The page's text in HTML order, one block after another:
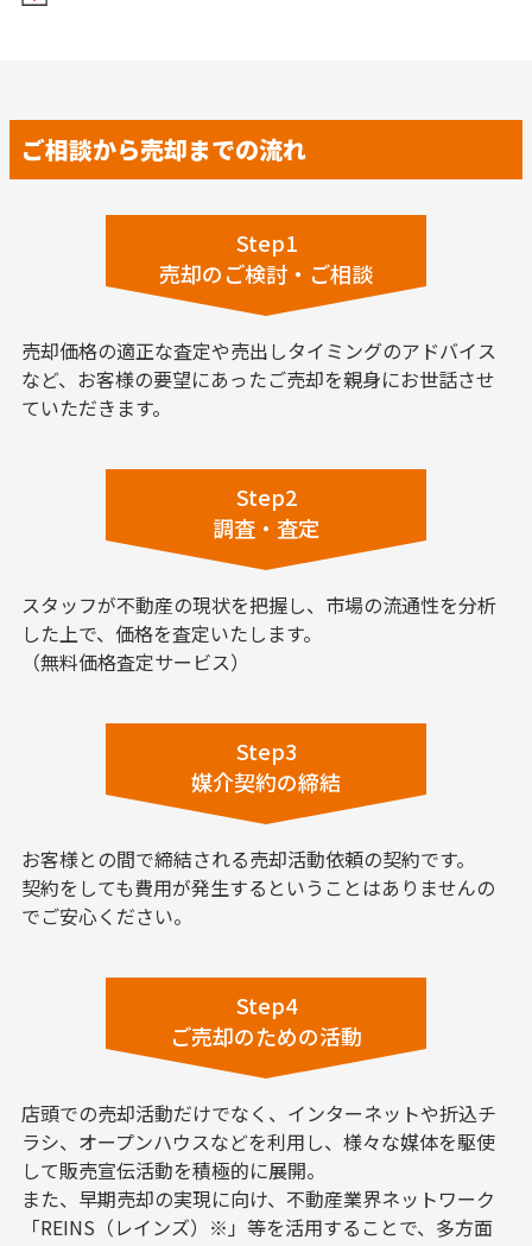
ご相談から売却までの流れ
Step1
売却のご検討・ご相談
売却価格の適正な査定や売出しタイミングのアドバイス
など、お客様の要望にあったご売却を親身にお世話させ
ていただきます。
Step2
調査・査定
スタッフが不動産の現状を把握し、市場の流通性を分析
した上で、価格を査定いたします。
（無料価格査定サービス）
Step3
媒介契約の締結
お客様との間で締結される売却活動依頼の契約です。
契約をしても費用が発生するということはありませんの
でご安心ください。
Step4
ご売却のための活動
店頭での売却活動だけでなく、インターネットや折込チ
ラシ、オープンハウスなどを利用し、様々な媒体を駆使
して販売宣伝活動を積極的に展開。
また、早期売却の実現に向け、不動産業界ネットワーク
「REINS（レインズ）※」等を活用することで、多方面